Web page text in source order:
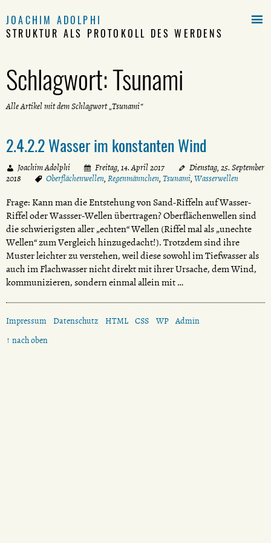
JOACHIM ADOLPHI
STRUKTUR ALS PROTOKOLL DES WERDENS
Schlagwort:Tsunami
Alle Artikel mit dem Schlagwort „Tsunami“
2.4.2.2 Wasser im konstanten Wind
Joachim Adolphi Freitag, 14. April 2017
Dienstag, 25. September
2018
Oberflächenwellen, Regenmännchen, Tsunami, Wasserwellen
Frage: Kann man die Entstehung von Sand-Riffeln auf Wasser-
Riffel oder Wassser-Wellen übertragen? Oberflächenwellen sind
die schwierigsten aller „echten“ Wellen (Riffel mal als „unechte
Wellen“ zum Vergleich hinzugedacht!). Trotzdem sind ihre
Muster leichter zu verstehen, weil diese sowohl im Tiefwasser als
auch im Flachwasser nicht direkt mit ihrer Ursache, dem Wind,
kommunizieren, sondern einmal allein mit …

Impressum Datenschutz HTML CSS WP Admin
↑ nach oben